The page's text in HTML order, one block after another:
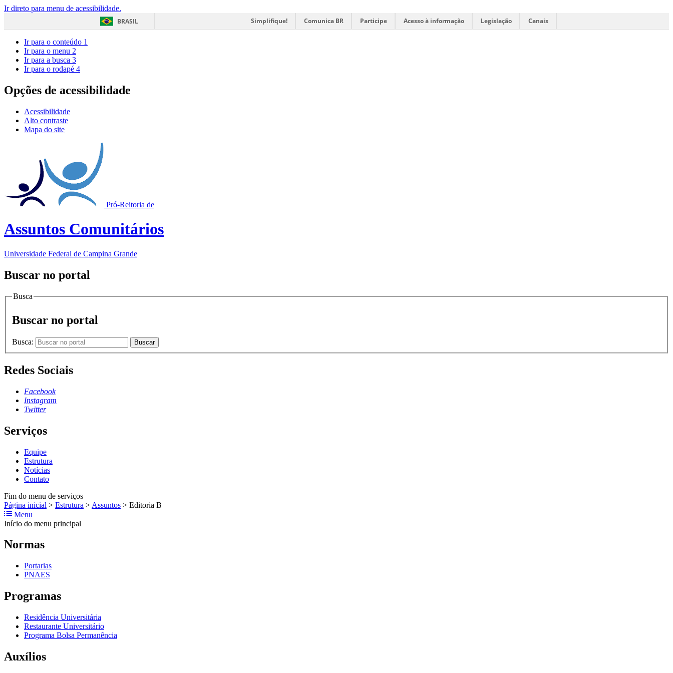
Ir direto para menu de acessibilidade.
BRASIL
Simplifique! Comunica BR Participe Acesso à informação Legislação Canais
Ir para o conteúdo 1
Ir para o menu 2
Ir para a busca 3
Ir para o rodapé 4
Opções de acessibilidade
Acessibilidade
Alto contraste
Mapa do site
Pró-Reitoria de
Assuntos Comunitários
Universidade Federal de Campina Grande
Buscar no portal
Busca
Buscar no portal
Busca: Buscar
Redes Sociais
Facebook
Instagram
Twitter
Serviços
Equipe
Estrutura
Notícias
Contato
Fim do menu de serviços
Página inicial > Estrutura > Assuntos > Editoria B
Menu
Início do menu principal
Normas
Portarias
PNAES
Programas
Residência Universitária
Restaurante Universitário
Programa Bolsa Permanência
Auxílios